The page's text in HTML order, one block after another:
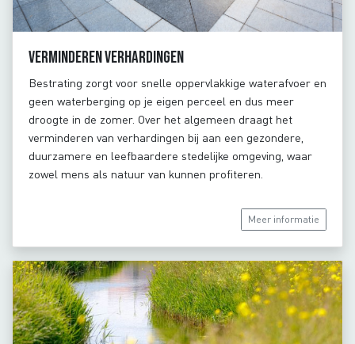
Verminderen verhardingen
Bestrating zorgt voor snelle oppervlakkige waterafvoer en
geen waterberging op je eigen perceel en dus meer
droogte in de zomer. Over het algemeen draagt het
verminderen van verhardingen bij aan een gezondere,
duurzamere en leefbaardere stedelijke omgeving, waar
zowel mens als natuur van kunnen profiteren.
Meer informatie